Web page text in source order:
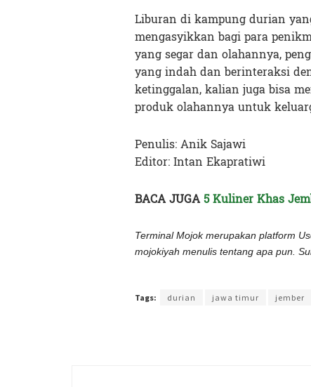
Liburan di kampung durian
mengasyikkan bagi para
yang segar dan olahannya,
yang indah dan berinteraksi
ketinggalan, kalian juga bisa
produk olahannya untuk
Penulis: Anik Sajawi
Editor: Intan Ekapratiwi
BACA JUGA5 Kuliner Khas
Terminal Mojok merupakan platform
mojokiyah menulis tentang apa pun.
Tags: durian jawa timur jember